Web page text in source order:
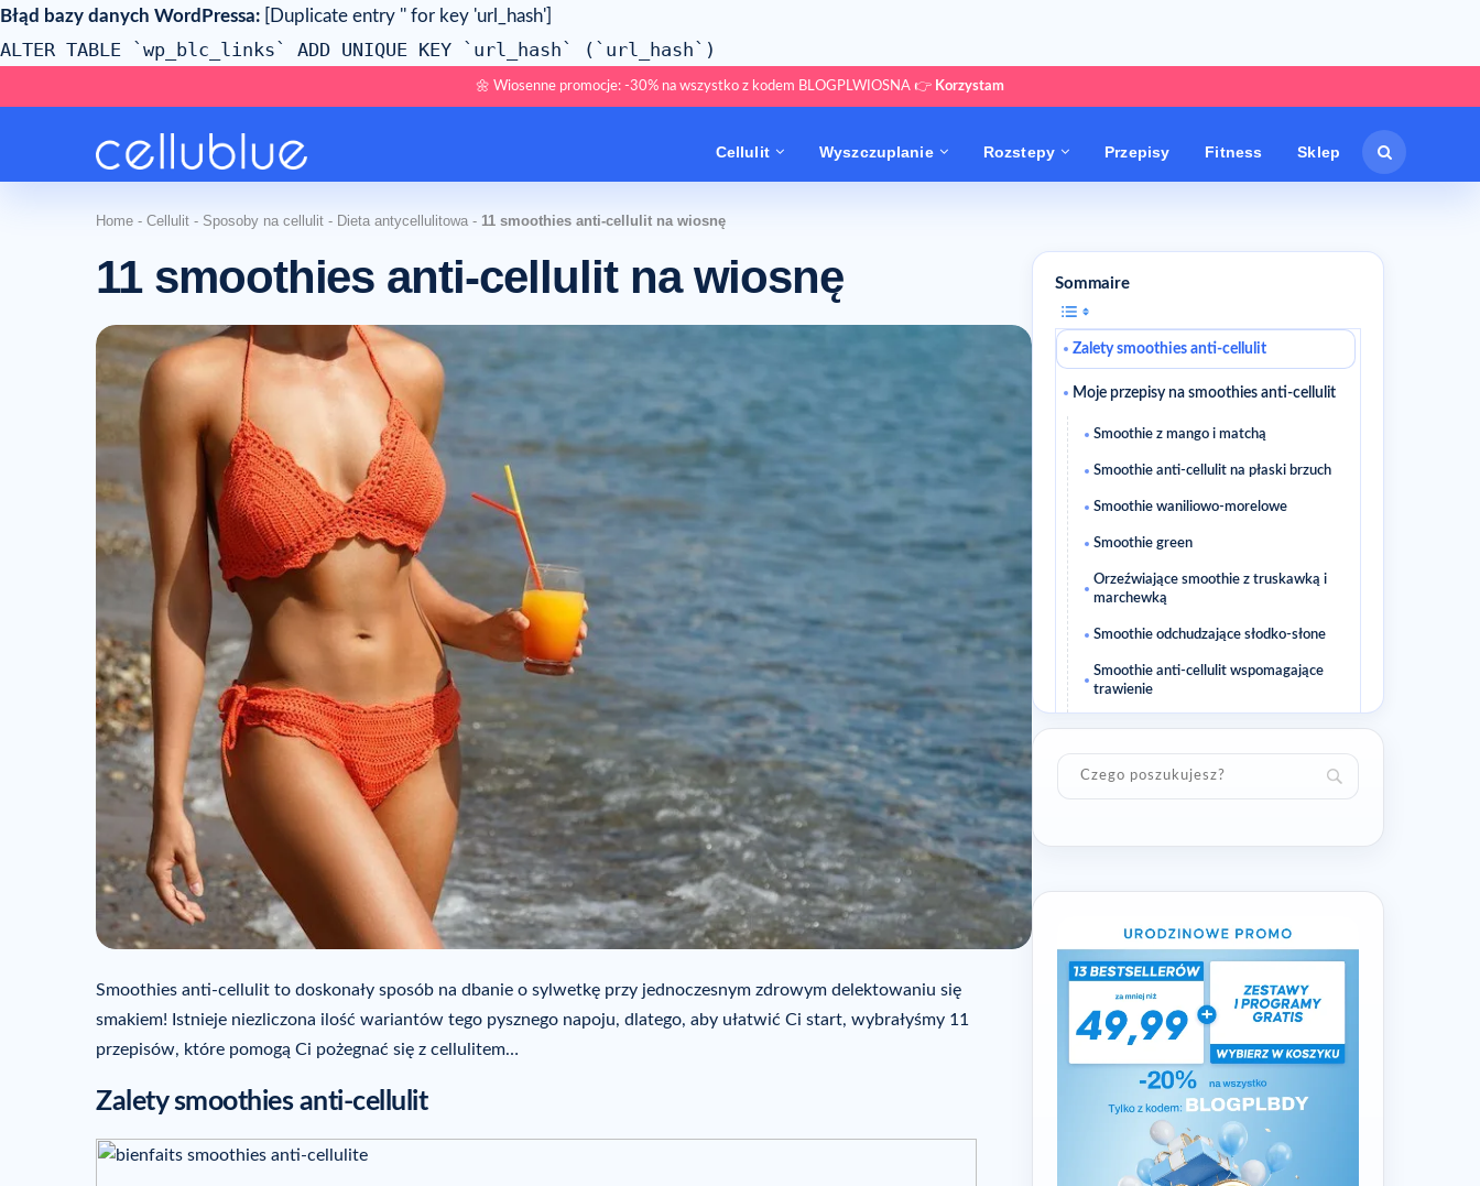
Błąd bazy danych WordPressa: [Duplicate entry '' for key 'url_hash']
ALTER TABLE `wp_blc_links` ADD UNIQUE KEY `url_hash` (`url_hash`)
🌼 Wiosenne promocje: -30% na wszystko z kodem BLOGPLWIOSNA 👉 Korzystam
Cellulit Wyszczuplanie Rozstepy Przepisy Fitness Sklep
Home - Cellulit - Sposoby na cellulit - Dieta antycellulitowa - 11 smoothies anti-cellulit na wiosnę
11 smoothies anti-cellulit na wiosnę
Smoothies anti-cellulit to doskonały sposób na dbanie o sylwetkę przy jednoczesnym zdrowym delektowaniu się
smakiem! Istnieje niezliczona ilość wariantów tego pysznego napoju, dlatego, aby ułatwić Ci start, wybrałyśmy 11
przepisów, które pomogą Ci pożegnać się z cellulitem…
Zalety smoothies anti-cellulit
Sommaire
Zalety smoothies anti-cellulit
Moje przepisy na smoothies anti-cellulit
Smoothie z mango i matchą
Smoothie anti-cellulit na płaski brzuch
Smoothie waniliowo-morelowe
Smoothie green
Orzeźwiające smoothie z truskawką i
marchewką
Smoothie odchudzające słodko-słone
Smoothie anti-cellulit wspomagające
trawienie
Smoothie owsiane z ananasem
Smoothie kawowo-kokosowe